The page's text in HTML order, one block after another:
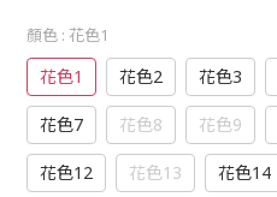
顏色 : 花色1
花色1 花色2 花色3
花色7 花色8 花色9
花色12 花色13 花色14